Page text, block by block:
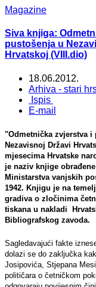
Magazine
Siva knjiga:
pustošenja u
Hrvatskoj (VIII.dio)
18.06.2012.
Arhiva - stari
Ispis
E-mail
"Odmetnička zvjerstva i
Nezavisnoj Državi
mjesecima Hrvatske
je naziv knjige
Ministarstva vanjskih
1942. Knjigu je na
gradiva o zločinima
tiskana u nakladi
Bibliografskog zavoda.
Sagledavajući fakte
dolazi se do zaključka
Josipovića, Stjepana
političara o četničkom